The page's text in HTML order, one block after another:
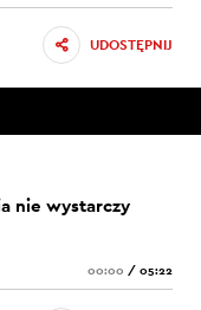
UDOSTĘPNIJ
nie wystarczy
00:00 / 05:22